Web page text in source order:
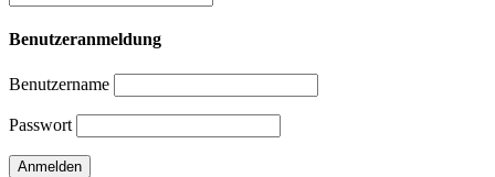
Benutzeranmeldung
Benutzername
Passwort